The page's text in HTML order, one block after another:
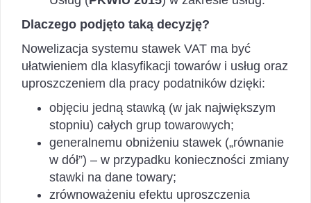
Dlaczego podjęto taką decyzję?
Nowelizacja systemu stawek VAT ma być
ułatwieniem dla klasyfikacji towarów i usług oraz
uproszczeniem dla pracy podatników dzięki:
objęciu jedną stawką (w jak największym
stopniu) całych grup towarowych;
generalnemu obniżeniu stawek („równanie
w dół”) – w przypadku konieczności zmiany
stawki na dane towary;
zrównoważeniu efektu uproszczenia